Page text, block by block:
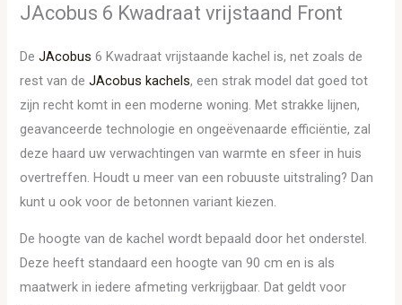
JAcobus 6 Kwadraat vrijstaand Front
DeJAcobus 6 Kwadraat vrijstaande kachel is, net zoals de
rest van deJAcobus kachels, een strak model dat goed tot
zijn recht komt in een moderne woning. Met strakke lijnen,
geavanceerde technologie en ongeëvenaarde efficiëntie, zal
deze haard uw verwachtingen van warmte en sfeer in huis
overtreffen. Houdt u meer van een robuuste uitstraling? Dan
kunt u ook voor de betonnen variant kiezen.
De hoogte van de kachel wordt bepaald door het onderstel.
Deze heeft standaard een hoogte van 90 cm en is als
maatwerk in iedere afmeting verkrijgbaar. Dat geldt voor